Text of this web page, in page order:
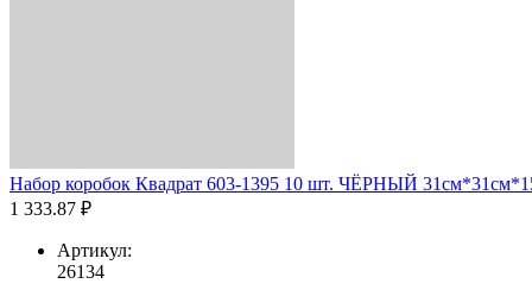
Набор коробок Квадрат 603-1395 10 шт. ЧЁРНЫЙ
1 333.87 ₽
Артикул:
26134